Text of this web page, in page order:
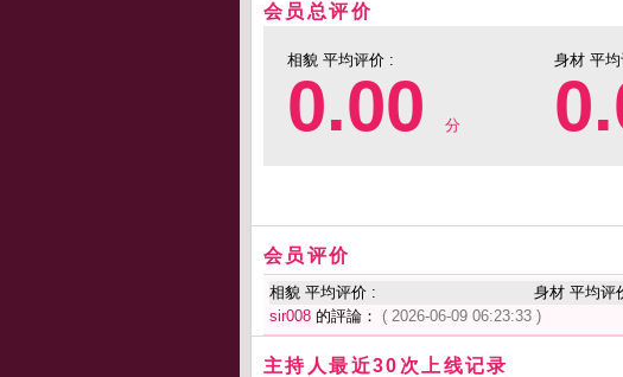
会员总评价
相貌 平均评价 :
0.00 分
身材 平
会员评价
相貌 平均评价 : 身材 平均
sir008 的評論： ( 2026-06-09 06:23:33 )
主持人最近30次上线记录